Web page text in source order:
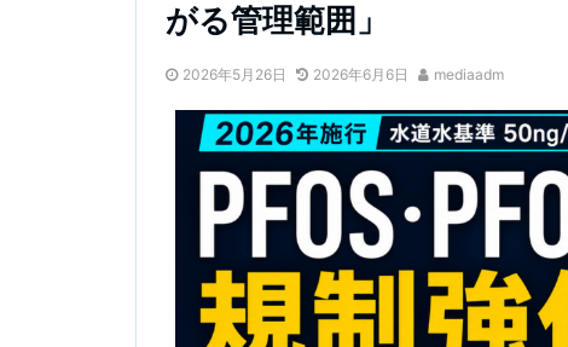
がる管理範囲」
2026年5月26日 2026年6月6日 mediaadm